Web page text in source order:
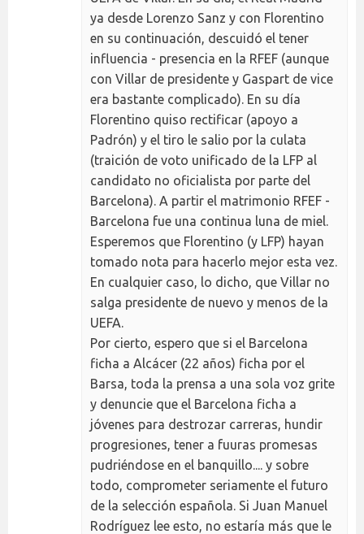
ya desde Lorenzo Sanz y con Florentino
en su continuación, descuidó el tener
influencia - presencia en la RFEF (aunque
con Villar de presidente y Gaspart de vice
era bastante complicado). En su día
Florentino quiso rectificar (apoyo a
Padrón) y el tiro le salio por la culata
(traición de voto unificado de la LFP al
candidato no oficialista por parte del
Barcelona). A partir el matrimonio RFEF -
Barcelona fue una continua luna de miel.
Esperemos que Florentino (y LFP) hayan
tomado nota para hacerlo mejor esta vez.
En cualquier caso, lo dicho, que Villar no
salga presidente de nuevo y menos de la
UEFA.
Por cierto, espero que si el Barcelona
ficha a Alcácer (22 años) ficha por el
Barsa, toda la prensa a una sola voz grite
y denuncie que el Barcelona ficha a
jóvenes para destrozar carreras, hundir
progresiones, tener a fuuras promesas
pudriéndose en el banquillo.... y sobre
todo, comprometer seriamente el futuro
de la selección española. Si Juan Manuel
Rodríguez lee esto, no estaría más que le